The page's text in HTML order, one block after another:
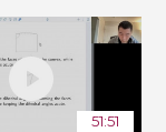
51:51